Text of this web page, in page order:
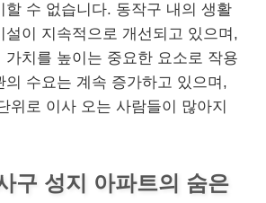
할 수 없습니다. 동작구 내의 생활
설이 지속적으로 개선되고 있으며,
가치를 높이는 중요한 요소로 작용
의 수요는 계속 증가하고 있으며,
위로 이사 오는 사람들이 많아지
구 성지 아파트의 숨은